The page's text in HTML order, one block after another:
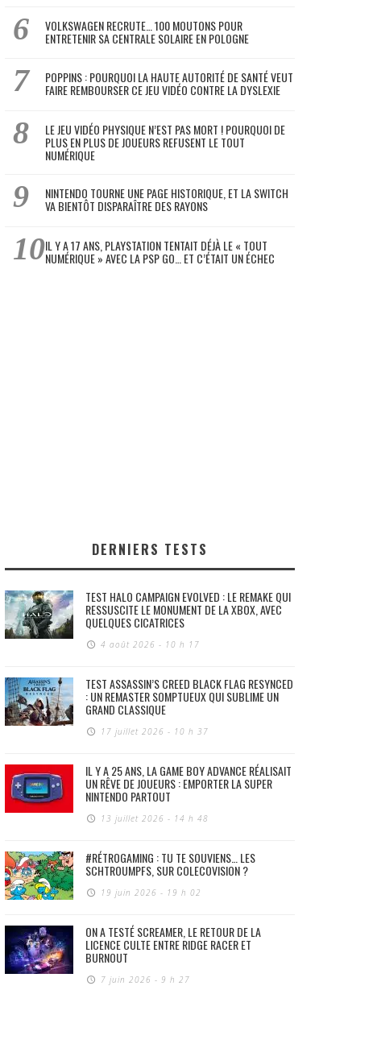
VOLKSWAGEN RECRUTE… 100 MOUTONS POUR
ENTRETENIR SA CENTRALE SOLAIRE EN POLOGNE
POPPINS : POURQUOI LA HAUTE AUTORITÉ DE SANTÉ VEUT
FAIRE REMBOURSER CE JEU VIDÉO CONTRE LA DYSLEXIE
LE JEU VIDÉO PHYSIQUE N’EST PAS MORT ! POURQUOI DE
PLUS EN PLUS DE JOUEURS REFUSENT LE TOUT
NUMÉRIQUE
NINTENDO TOURNE UNE PAGE HISTORIQUE, ET LA SWITCH
VA BIENTÔT DISPARAÎTRE DES RAYONS
IL Y A 17 ANS, PLAYSTATION TENTAIT DÉJÀ LE « TOUT
NUMÉRIQUE » AVEC LA PSP GO… ET C’ÉTAIT UN ÉCHEC
DERNIERS TESTS
TEST HALO CAMPAIGN EVOLVED : LE REMAKE QUI
RESSUSCITE LE MONUMENT DE LA XBOX, AVEC
QUELQUES CICATRICES
4 août 2026 - 10 h 17
TEST ASSASSIN’S CREED BLACK FLAG RESYNCED
: UN REMASTER SOMPTUEUX QUI SUBLIME UN
GRAND CLASSIQUE
17 juillet 2026 - 10 h 37
IL Y A 25 ANS, LA GAME BOY ADVANCE RÉALISAIT
UN RÊVE DE JOUEURS : EMPORTER LA SUPER
NINTENDO PARTOUT
13 juillet 2026 - 14 h 48
#RÉTROGAMING : TU TE SOUVIENS… LES
SCHTROUMPFS, SUR COLECOVISION ?
19 juin 2026 - 19 h 02
ON A TESTÉ SCREAMER, LE RETOUR DE LA
LICENCE CULTE ENTRE RIDGE RACER ET
BURNOUT
7 juin 2026 - 9 h 27